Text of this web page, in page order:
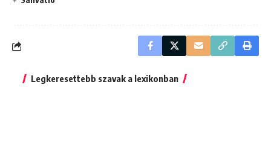
Legkeresettebb szavak a lexikonban